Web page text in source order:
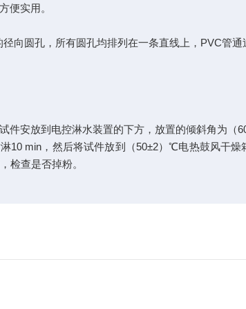
便实用。
圆孔，所有圆孔均排列在一条直线上，PVC管通
安放到电控淋水装置的下方，放置的倾斜角为（
10 min，然后将试件放到（50±2）℃电热鼓风干
检查是否掉粉。